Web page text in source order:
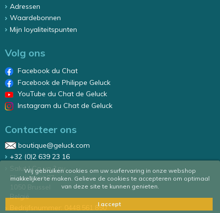
Wij gebruiken cookies om uw surfervaring in onze webshop
makkelijker te maken. Gelieve de cookies te accepteren om optimaal
van deze site te kunnen genieten.
I accept
Adressen
Waardebonnen
Mijn loyaliteitspunten
Volg ons
Facebook du Chat
Facebook de Philippe Geluck
YouTube du Chat de Geluck
Instagram du Chat de Geluck
Contacteer ons
boutique@geluck.com
+32 (0)2 639 23 16
Salut ! Ca va ? nv
Elizastraat 87
1050 Brussel
België
Bedrijfsnummer: 0448.561.850